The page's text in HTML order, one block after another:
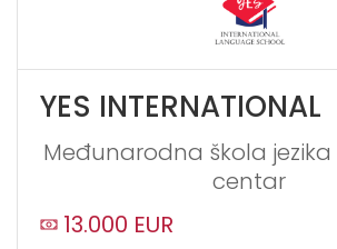
YES INTERNATIONAL
Međunarodna škola
centar
13.000 EUR